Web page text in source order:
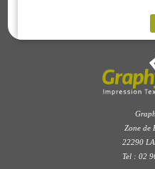
Zone de
22290
Tel : 02